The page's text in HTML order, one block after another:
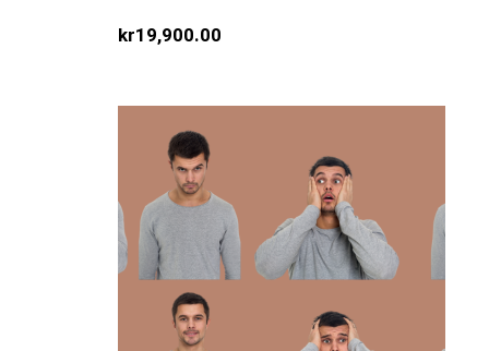
kr19,900.00